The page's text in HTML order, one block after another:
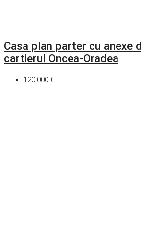
Casa plan parter cu anexe
cartierul Oncea-Oradea
120,000 €